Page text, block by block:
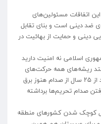
این اتفاقات مسئولین‌های
ضد دینی است و بنای تقابل
دینی و حمایت از بهائیت در
اسلامی نه امنیت دارید
ریشه‌های همه حرکت‌های
خشونت آمیز از بین می‌رود، گفت: عراق بعد از ۲۵ سال از صدام هنوز برق
صدام تحریم‌ها برداشته
کوچک شدن کشور‌های منطقه